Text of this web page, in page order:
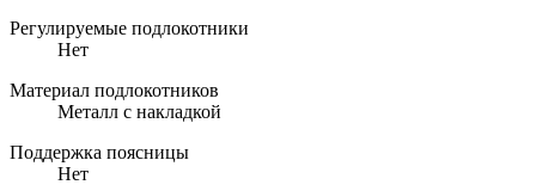
Регулируемые подлокотники
Нет
Материал подлокотников
Металл с накладкой
Поддержка поясницы
Нет